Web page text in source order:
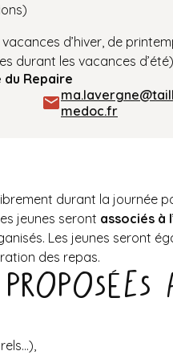
d’hiver, de
durant les vacances d’été)
Repaire
medoc.fr
durant la journée
jeunes seront associés à
Les jeunes seront
des repas.